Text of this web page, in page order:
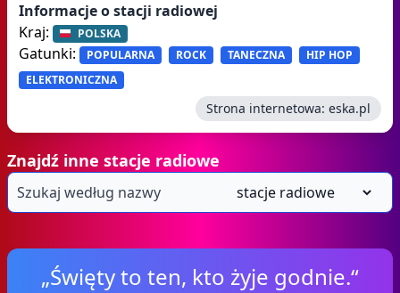
Informacje o stacji radiowej
Kraj:
POLSKA
Gatunki: POPULARNA ROCK TANECZNA
HIP HOP
ELEKTRONICZNA
Strona internetowa: eska.pl
Znajdź inne stacje radiowe
„Święty to ten, kto żyje godnie.“